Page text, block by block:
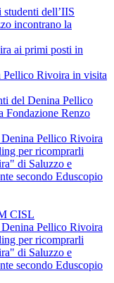
dell’IIS
incontrano la
ai primi posti in
Pellico Rivoira in visita
del Denina Pellico
Fondazione Renzo
Pellico Rivoira
per ricomprarli
di Saluzzo e
secondo Eduscopio
CISL
Pellico Rivoira
per ricomprarli
di Saluzzo e
secondo Eduscopio